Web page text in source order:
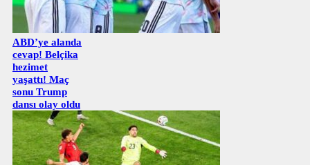
ABD’ye alanda
cevap! Belçika
hezimet
yaşattı! Maç
sonu Trump
dansı olay oldu